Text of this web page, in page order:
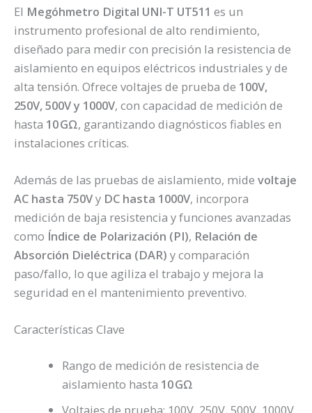
El Megóhmetro Digital UNI-T UT511 es un
instrumento profesional de alto rendimiento,
diseñado para medir con precisión la resistencia de
aislamiento en equipos eléctricos industriales y de
alta tensión. Ofrece voltajes de prueba de 100V,
250V, 500V y 1000V, con capacidad de medición de
hasta 10 GΩ, garantizando diagnósticos fiables en
instalaciones críticas.
Además de las pruebas de aislamiento, mide voltaje
AC hasta 750Vy DC hasta 1000V, incorpora
medición de baja resistencia y funciones avanzadas
como Índice de Polarización (PI), Relación de
Absorción Dieléctrica (DAR) y comparación
paso/fallo, lo que agiliza el trabajo y mejora la
seguridad en el mantenimiento preventivo.
Características Clave
Rango de medición de resistencia de
aislamiento hasta 10 GΩ
Voltajes de prueba: 100V, 250V, 500V, 1000V